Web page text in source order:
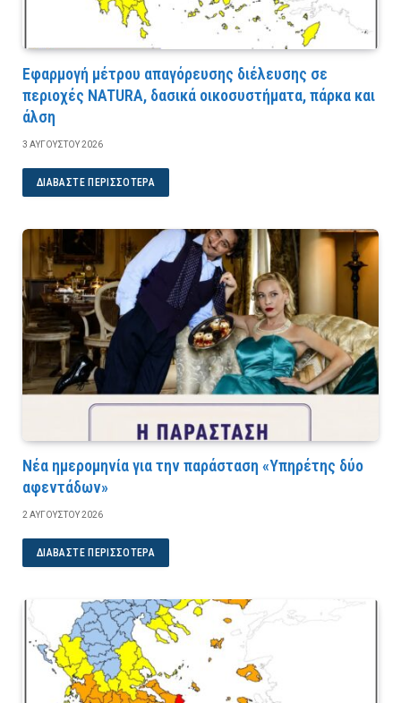
Εφαρμογή μέτρου απαγόρευσης διέλευσης σε
περιοχές NATURA, δασικά οικοσυστήματα, πάρκα και
άλση
3 ΑΥΓΟΎΣΤΟΥ 2026
ΔΙΑΒΆΣΤΕ ΠΕΡΙΣΣΌΤΕΡΑ
Νέα ημερομηνία για την παράσταση «Υπηρέτης δύο
αφεντάδων»
2 ΑΥΓΟΎΣΤΟΥ 2026
ΔΙΑΒΆΣΤΕ ΠΕΡΙΣΣΌΤΕΡΑ